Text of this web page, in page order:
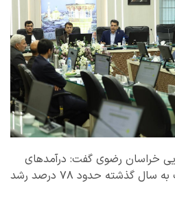
خراسان رضوی گفت: درآمدهای
عمومی مصوب استان نسبت به سال گذشته حدود ۷۸ درصد رشد